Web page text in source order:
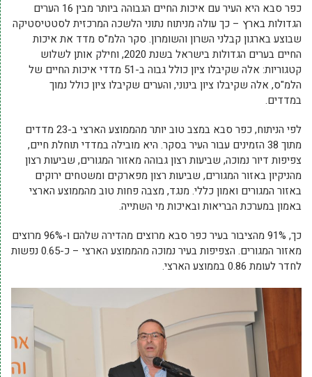
כפר סבא היא העיר עם איכות החיים הגבוהה ביותר מבין 16 הערים
הגדולות בארץ – כך עולה מניתוח נתוני הלשכה המרכזית לסטטיסטיקה
שבוצע בארגון קבלני השרון והשומרון. סקר הלמ"ס מדד את איכות
החיים בערים הגדולות בישראל בשנת 2020, וחילק אותן לשלוש
קטגוריות: אלה שקיבלו ציון כולל גבוה ב-51 מדדי איכות החיים של
הלמ"ס, אלה שקיבלו ציון בינוני, והערים שקיבלו ציון כולל נמוך
במדדים.
לפי הניתוח, כפר סבא במצב טוב יותר מהממוצע הארצי ב-23 מדדים
מתוך 38 הזמינים עבור העיר בסקר. היא מובילה במדדי תוחלת חיים,
צפיפות דיור נמוכה, שביעות רצון גבוהה מאזור המגורים, שביעות רצון
מהניקיון באזור המגורים, שביעות רצון מפארקים ומשטחים ירוקים
באזור המגורים ואמון כללי. מנגד, מצבה פחות טוב מהממוצע הארצי
באמון במערכת הבריאות ובאיכות מי השתייה.
כך, 91% מהציבור בעיר כפר סבא מרוצים מהדירה שלהם ו-96% מרוצים
מאזור המגורים. הצפיפות בעיר נמוכה מהממוצע הארצי – כ-0.65 נפשות
לחדר לעומת 0.86 בממוצע הארצי.